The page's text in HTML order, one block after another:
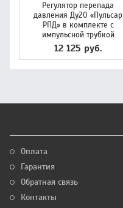
Регулятор перепада
давления Ду20 «Пульсар
РПД» в комплекте с
импульсной трубкой
12 125 руб.
Оплата
Гарантия
Обратная связь
Контакты